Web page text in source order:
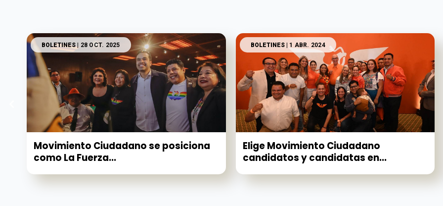
BOLETINES| 28 OCT. 2025
Movimiento Ciudadano se posiciona
como La Fuerza...
BOLETINES| 1 ABR. 2024
Elige Movimiento Ciudadano
candidatos y candidatas en...